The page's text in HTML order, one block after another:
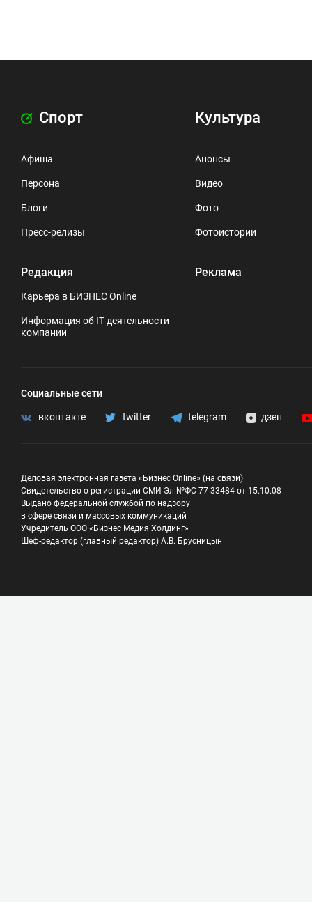
Спорт
Афиша
Персона
Блоги
Пресс-релизы
Редакция
Карьера в БИЗНЕС Online
Информация об IT деятельности
компании
Культура
Анонсы
Видео
Фото
Фотоистории
Реклама
Социальные сети
вконтакте twitter telegram дзен
Деловая электронная газета «Бизнес Online» (на связи)
Свидетельство о регистрации СМИ Эл №ФС 77-33484 от 15.10.08
Выдано федеральной службой по надзору
в сфере связи и массовых коммуникаций
Учредитель ООО «Бизнес Медия Холдинг»
Шеф-редактор (главный редактор) А.В. Брусницын